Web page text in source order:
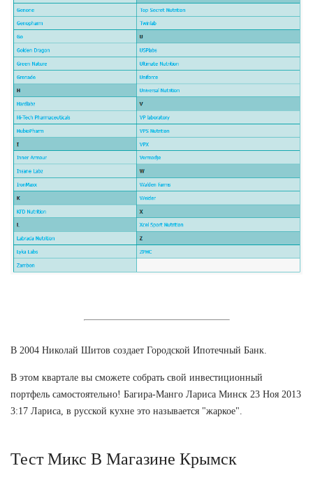
В 2004 Николай Шитов создает Городской Ипотечный Банк.
В этом квартале вы сможете собрать свой инвестиционный
портфель самостоятельно! Багира-Манго Лариса Минск 23 Ноя 2013
3:17 Лариса, в русской кухне это называется "жаркое".
Тест Микс В Магазине Крымск